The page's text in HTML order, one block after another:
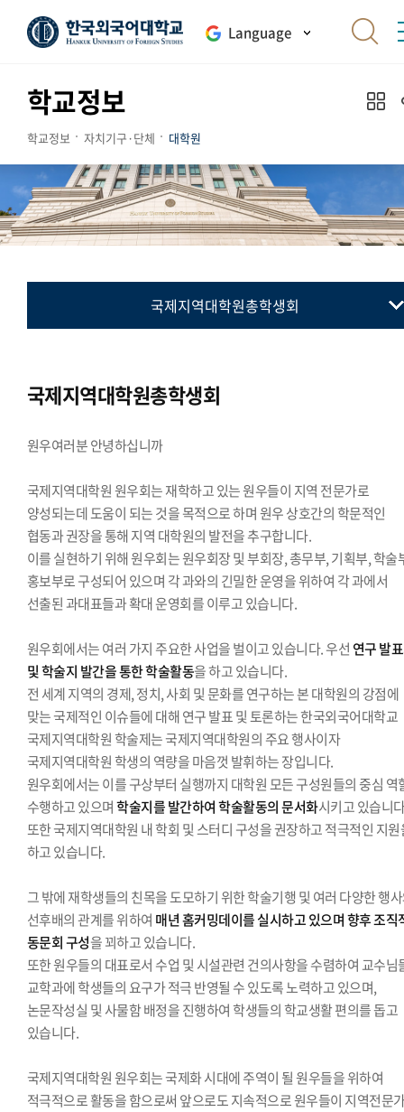
Language
학교정보
학교정보 자치기구·단체 대학원
국제지역대학원총학생회
국제지역대학원총학생회
국제지역대학원총학생회
원우여러분 안녕하십니까
국제지역대학원 원우회는 재학하고 있는 원우들이 지역 전문가로
양성되는데 도움이 되는 것을 목적으로 하며 원우 상호간의 학문적인
협동과 권장을 통해 지역 대학원의 발전을 추구합니다.
이를 실현하기 위해 원우회는 원우회장 및 부회장, 총무부, 기획부, 학술
홍보부로 구성되어 있으며 각 과와의 긴밀한 운영을 위하여 각 과에서
선출된 과대표들과 확대 운영회를 이루고 있습니다.
원우회에서는 여러 가지 주요한 사업을 벌이고 있습니다. 우선 연구 발
및 학술지 발간을 통한 학술활동을 하고 있습니다.
전 세계 지역의 경제, 정치, 사회 및 문화를 연구하는 본 대학원의 강점에
맞는 국제적인 이슈들에 대해 연구 발표 및 토론하는 한국외국어대학교
국제지역대학원 학술제는 국제지역대학원의 주요 행사이자
국제지역대학원 학생의 역량을 마음껏 발휘하는 장입니다.
원우회에서는 이를 구상부터 실행까지 대학원 모든 구성원들의 중심 역
수행하고 있으며학술지를 발간하여 학술활동의 문서화시키고 있습니
또한 국제지역대학원 내 학회 및 스터디 구성을 권장하고 적극적인 지
하고 있습니다.
그 밖에 재학생들의 친목을 도모하기 위한 학술기행 및 여러 다양한 행
선후배의 관계를 위하여 매년 홈커밍데이를 실시하고 있으며 향후 조직
동문회 구성을 꾀하고 있습니다.
또한 원우들의 대표로서 수업 및 시설관련 건의사항을 수렴하여 교수님
교학과에 학생들의 요구가 적극 반영될 수 있도록 노력하고 있으며,
논문작성실 및 사물함 배정을 진행하여 학생들의 학교생활 편의를 돕고
있습니다.
국제지역대학원 원우회는 국제화 시대에 주역이 될 원우들을 위하여
적극적으로 활동을 함으로써 앞으로도 지속적으로 원우들이 지역전문